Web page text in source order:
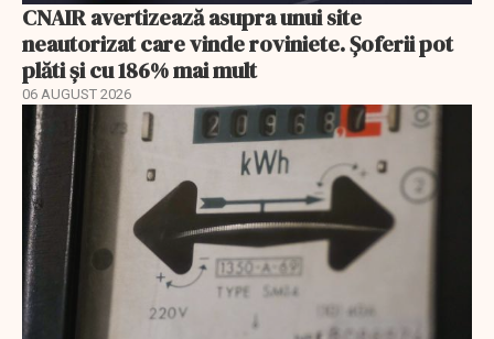
CNAIR avertizează asupra unui site
neautorizat care vinde roviniete. Șoferii pot
plăti și cu 186% mai mult
06 AUGUST 2026